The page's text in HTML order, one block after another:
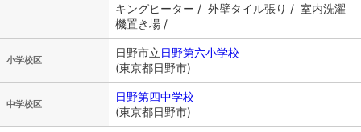
キングヒーター / 外壁タイル張り / 室内洗濯
機置き場 /
小学校区
日野市立日野第六小学校
(東京都日野市)
中学校区
日野第四中学校
(東京都日野市)